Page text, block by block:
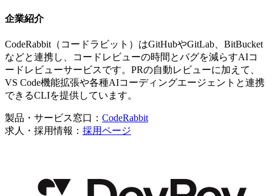
企業紹介
CodeRabbit（コードラビット）はGitHubやGitLab、BitBucket
などと連携し、コードレビューの時間とバグを減らすAIコ
ードレビューサービスです。PRの自動レビューに加えて、
VS Code機能拡張や各種AIコーディングエージェントと連携
できるCLIを提供しています。
製品・サービス窓口： CodeRabbit
求人・採用情報： 採用ページ